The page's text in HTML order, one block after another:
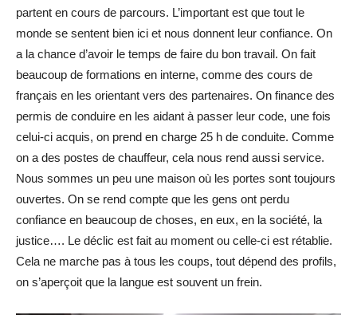
partent en cours de parcours. L’important est que tout le
monde se sentent bien ici et nous donnent leur confiance. On
a la chance d’avoir le temps de faire du bon travail. On fait
beaucoup de formations en interne, comme des cours de
français en les orientant vers des partenaires. On finance des
permis de conduire en les aidant à passer leur code, une fois
celui-ci acquis, on prend en charge 25 h de conduite. Comme
on a des postes de chauffeur, cela nous rend aussi service.
Nous sommes un peu une maison où les portes sont toujours
ouvertes. On se rend compte que les gens ont perdu
confiance en beaucoup de choses, en eux, en la société, la
justice…. Le déclic est fait au moment ou celle-ci est rétablie.
Cela ne marche pas à tous les coups, tout dépend des profils,
on s’aperçoit que la langue est souvent un frein.